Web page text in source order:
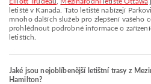
letiště v Kanada. Tato letiště nabízejí
mnoho dalších služeb pro zlepšení vašeho
prohlédnout podrobné informace o
letištích.
Jaké jsou nejoblíbenější letištní trasy z
Hamilton?